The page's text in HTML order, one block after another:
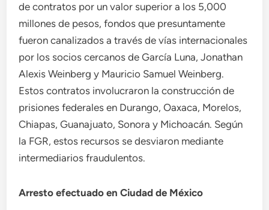
de contratos por un valor superior a los 5,000
millones de pesos, fondos que presuntamente
fueron canalizados a través de vías internacionales
por los socios cercanos de García Luna, Jonathan
Alexis Weinberg y Mauricio Samuel Weinberg.
Estos contratos involucraron la construcción de
prisiones federales en Durango, Oaxaca, Morelos,
Chiapas, Guanajuato, Sonora y Michoacán. Según
la FGR, estos recursos se desviaron mediante
intermediarios fraudulentos.
Arresto efectuado en Ciudad de México